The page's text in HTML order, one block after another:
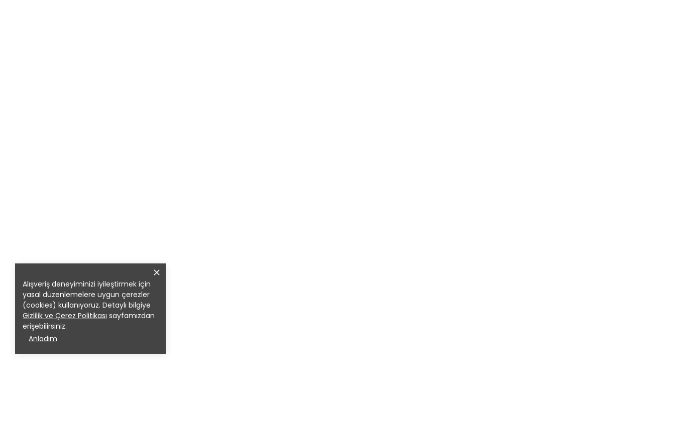
Alışveriş deneyiminizi iyileştirmek için
yasal düzenlemelere uygun çerezler
(cookies) kullanıyoruz. Detaylı bilgiye
Gizlilik ve Çerez Politikası sayfamızdan
erişebilirsiniz.
Anladım